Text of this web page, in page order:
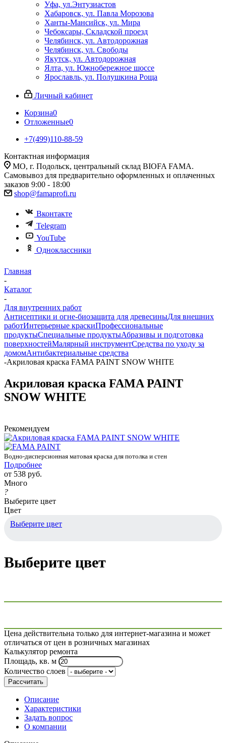
Уфа, ул.Энтузиастов
Хабаровск, ул. Павла Морозова
Ханты-Мансийск, ул. Мира
Чебоксары, Складской проезд
Челябинск, ул. Автодорожная
Челябинск, ул. Свободы
Якутск, ул. Автодорожная
Ялта, ул. Южнобережное шоссе
Ярославль, ул. Полушкина Роща
Личный кабинет
Корзина0
Отложенные0
+7(499)110-88-59
Контактная информация
МО, г. Подольск, центральный склад BIOFA FAMA.
Самовывоз для предварительно оформленных и оплаченных
заказов 9:00 - 18:00
shop@famaprofi.ru
Вконтакте
Telegram
YouTube
Одноклассники
Главная
-
Каталог
-
Для внутренних работ
Антисептики и огне-биозащита для древесиныДля внешних
работИнтерьерные краскиПрофессиональные
продуктыСпециальные продуктыАбразивы и подготовка
поверхностейМалярный инструментСредства по уходу за
домомАнтибактериальные средства
-Акриловая краска FAMA PAINT SNOW WHITE
Акриловая краска FAMA PAINT
SNOW WHITE
Рекомендуем
Водно-дисперсионная матовая краска для потолка и стен
Подробнее
от 538 руб.
Много
?
Выберите цвет
Цвет
Выберите цвет
Выберите цвет
Цена действительна только для интернет-магазина и может
отличаться от цен в розничных магазинах
Калькулятор ремонта
Площадь, кв. м
Количество слоев
Рассчитать
Описание
Характеристики
Задать вопрос
О компании